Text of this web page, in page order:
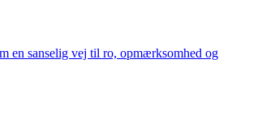
en sanselig vej til ro, opmærksomhed og